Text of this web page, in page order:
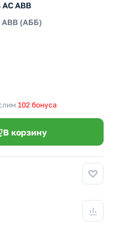
ABB
ABB (АББ)
102 бонуса
В корзину